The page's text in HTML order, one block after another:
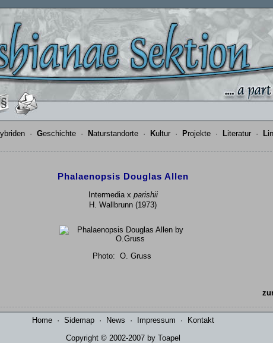
ybriden · Geschichte · Naturstandorte · Kultur · Projekte · Literatur · L
Phalaenopsis Douglas Allen
Intermedia x parishii
H. Wallbrunn (1973)
Photo: O. Gruss
Home · Sidemap · News · Impressum ·
Kontakt
Copyright © 2002-2007 by Toapel